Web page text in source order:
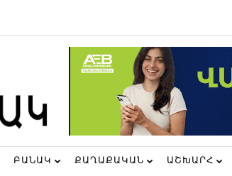
ԲԱՆԱԿ ՔԱՂԱՔԱԿԱՆ ԱՇԽԱՐՀ